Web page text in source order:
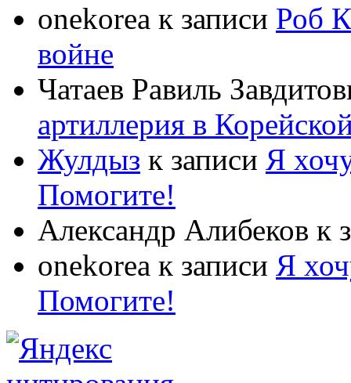
onekorea к записи Роб
войне
Чатаев Равиль
артиллерия в
Жулдыз к записи Я
Помогите!
Александр Алибеков к
onekorea к записи Я
Помогите!